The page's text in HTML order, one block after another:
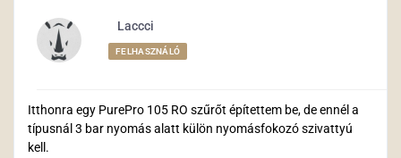
Laccci
FELHASZNÁLÓ
Itthonra egy PurePro 105 RO szűrőt építettem be, de ennél a
típusnál 3 bar nyomás alatt külön nyomásfokozó szivattyú
kell.